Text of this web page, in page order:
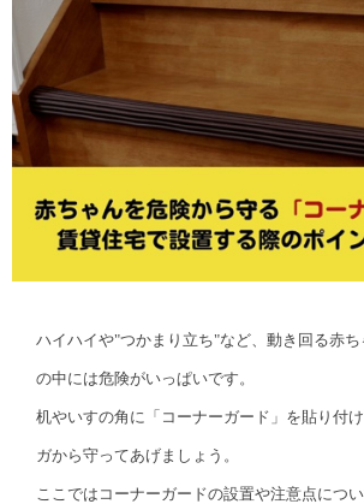
ハイハイや"つかまり立ち"など、動き回る赤
の中には危険がいっぱいです。
机やいすの角に「コーナーガード」を貼り付
ガから守ってあげましょう。
ここではコーナーガードの設置や注意点につ